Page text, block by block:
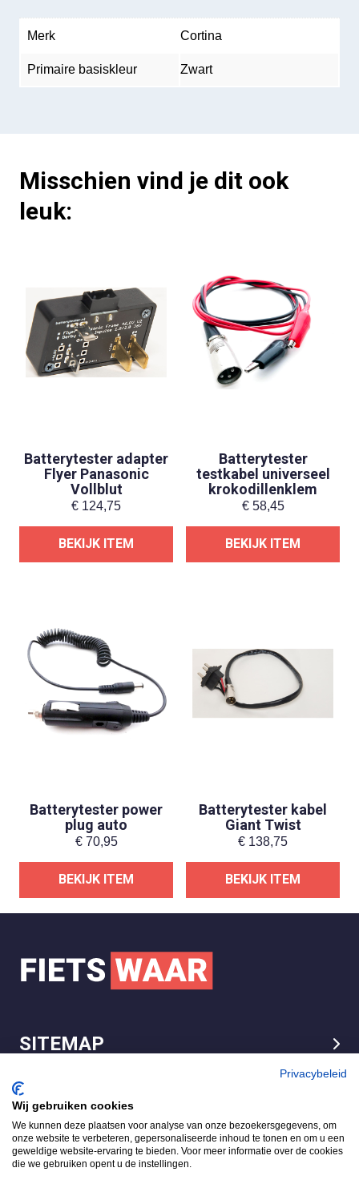
Merk Cortina
Primaire basiskleur Zwart
Misschien vind je dit ook
leuk:
Batterytester adapter
Flyer Panasonic
Vollblut
€ 124,75
BEKIJK ITEM
Batterytester
testkabel universeel
krokodillenklem
€58,45
BEKIJK ITEM
Batterytester power
plug auto
€70,95
BEKIJK ITEM
Batterytester kabel
Giant Twist
€ 138,75
BEKIJK ITEM
SITEMAP
LEGAL
FietsWaar.nl
4.7
Gebaseerd op 540 reviews
Privacybeleid
Wij gebruiken cookies
We kunnen deze plaatsen voor analyse van onze bezoekersgegevens, om
onze website te verbeteren, gepersonaliseerde inhoud te tonen en om u een
geweldige website-ervaring te bieden. Voor meer informatie over de cookies
die we gebruiken opent u de instellingen.